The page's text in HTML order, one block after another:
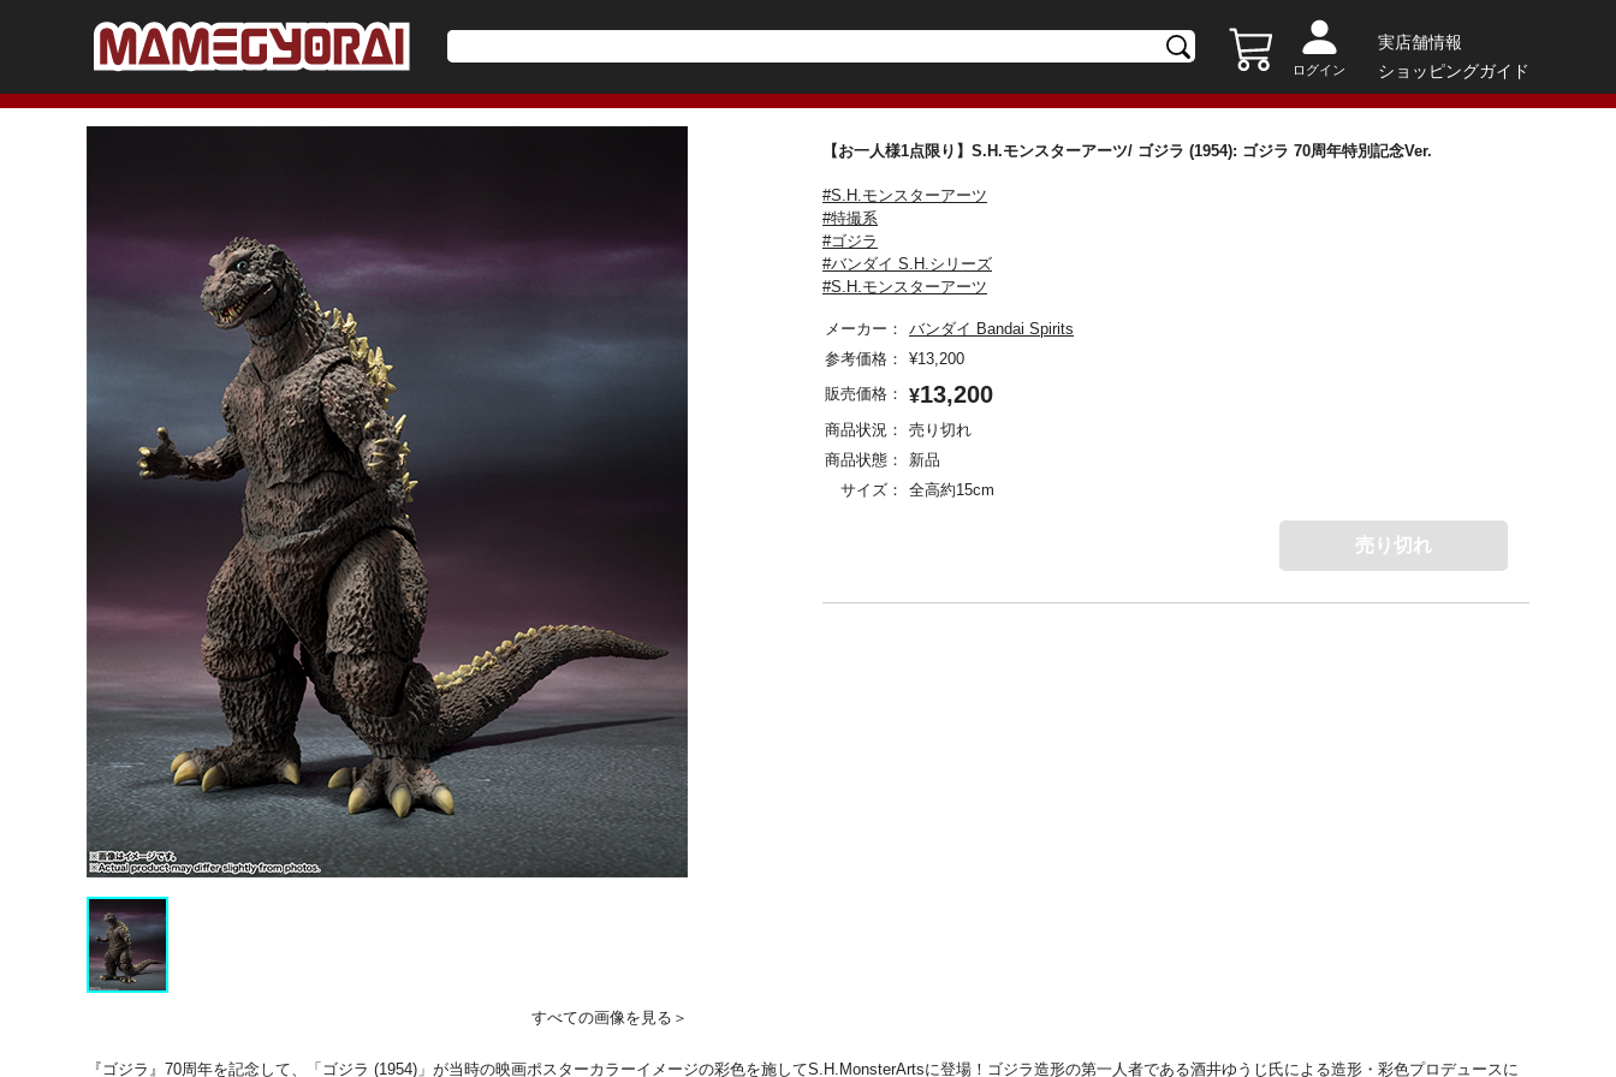
ログイン
実店舗情報
ショッピングガイド
すべての画像を見る＞
【お一人様1点限り】S.H.モンスターアーツ/ ゴジラ (1954): ゴジラ 70周年特別記念Ver.
#S.H.モンスターアーツ
#特撮系
#ゴジラ
#バンダイ S.H.シリーズ
#S.H.モンスターアーツ
メーカー：
バンダイ Bandai Spirits
参考価格：
¥13,200
販売価格：
¥13,200
商品状況：
売り切れ
商品状態：
新品
サイズ：
全高約15cm
売り切れ
『ゴジラ』70周年を記念して、「ゴジラ (1954)」が当時の映画ポスターカラーイメージの彩色を施してS.H.MonsterArtsに登場！ゴジラ造形の第一人者である酒井ゆうじ氏による造形・彩色プロデュースに